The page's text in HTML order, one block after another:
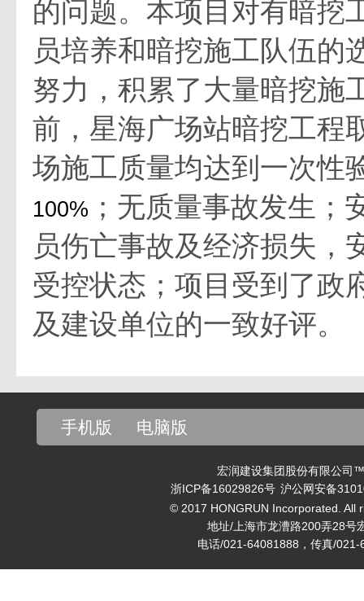
的问题。本项目对有暗挖
员培养和暗挖施工队伍的
努力，积累了大量暗挖施
前，星海广场站暗挖工程
场施工质量均达到一次性
100% ；无质量事故发生；
员伤亡事故及经济损失，
受控状态；项目受到了政
及建设单位的一致好评。
手机版 电脑版
宏润建设集团股份有限公司
浙ICP备16029826号 沪公网安备
© 2017 HONGRUN Incorporated. All
地址/上海市龙漕路200弄28号
电话/021-64081888，传真/021-